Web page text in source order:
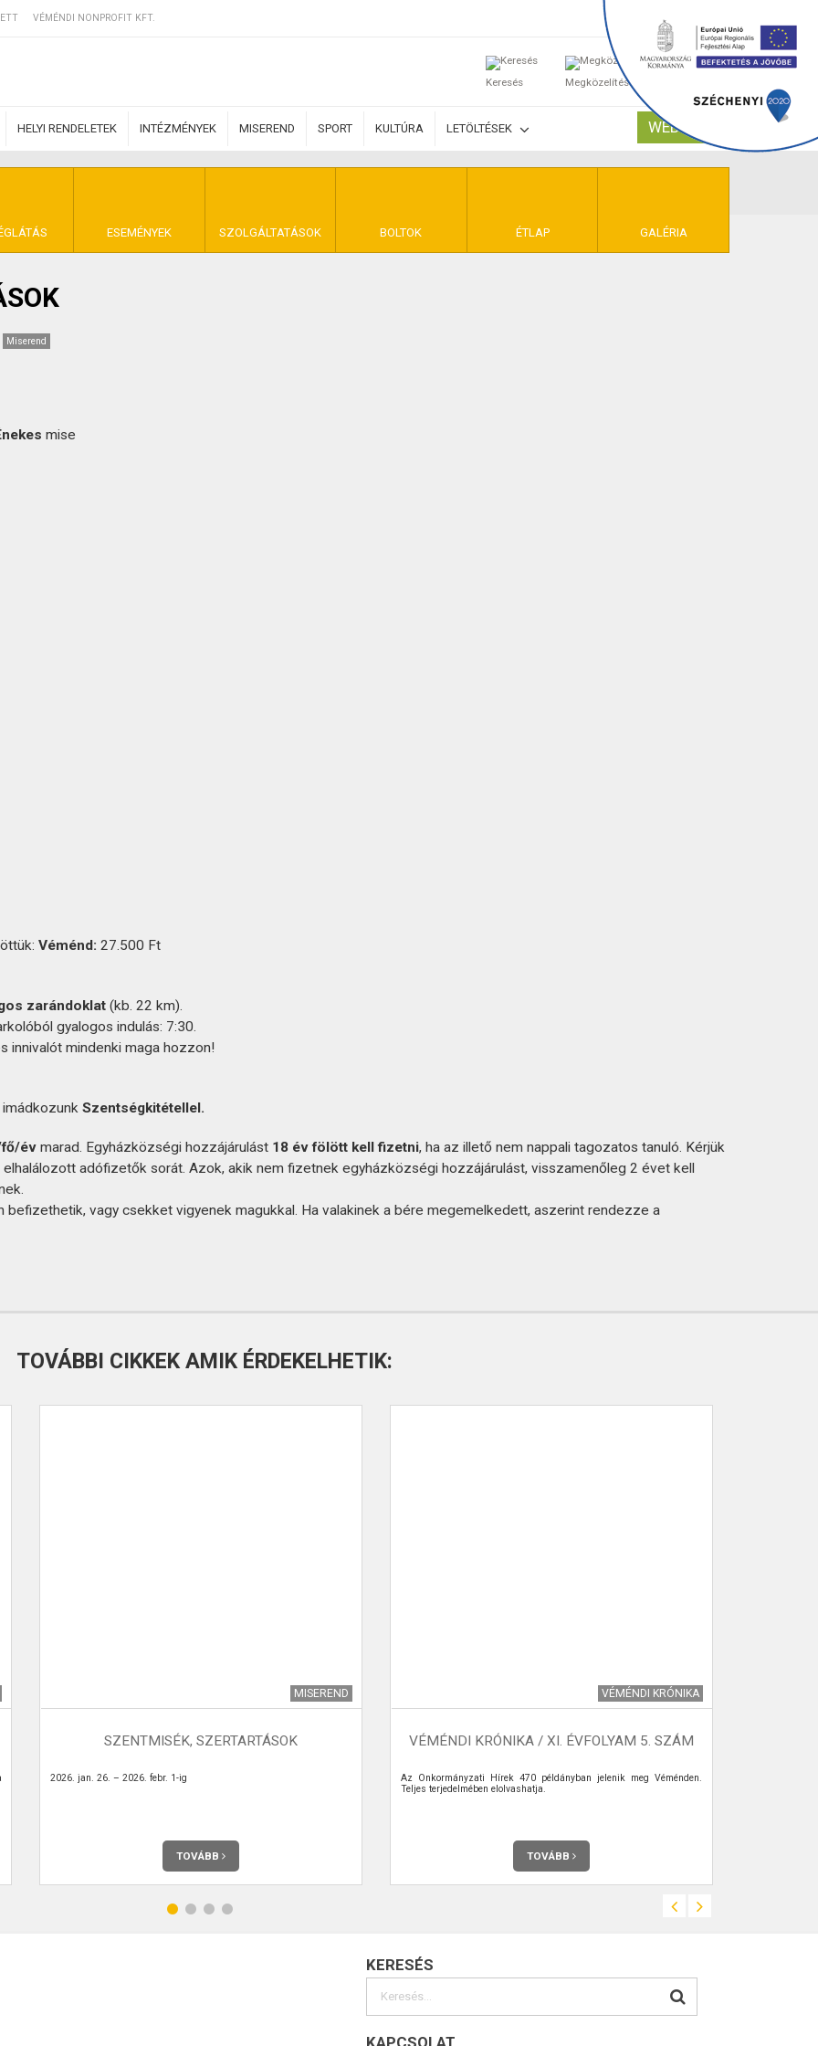
VÉMÉNDI NONPROFIT KFT.
Keresés Megközelítés
0
HELYI RENDELETEK INTÉZMÉNYEK MISEREND SPORT KULTÚRA LETÖLTÉSEK WEBSHOP
ESEMÉNYEK SZOLGÁLTATÁSOK BOLTOK ÉTLAP GALÉRIA
FELTÉTELEK
VÉMÉND
Miserend
mise
Véménd: 27.500 Ft
zarándoklat (kb. 22 km).
gyalogos indulás: 7:30.
innivalót mindenki maga hozzon!
imádkozunk Szentségkitétellel.
fő/év marad. Egyházközségi hozzájárulást 18 év fölött kell fizetni, ha az illető nem nappali tagozatos tanuló. Kérjük
adófizetők sorát. Azok, akik nem fizetnek egyházközségi hozzájárulást, visszamenőleg 2 évet kell
befizethetik, vagy csekket vigyenek magukkal. Ha valakinek a bére megemelkedett, aszerint rendezze a
TOVÁBBI CIKKEK AMIK ÉRDEKELHETIK:
MISEREND
SZENTMISÉK, SZERTARTÁSOK
2026. jan. 26. – 2026. febr. 1-ig
TOVÁBB
VÉMÉNDI KRÓNIKA
VÉMÉNDI KRÓNIKA / XI. ÉVFOLYAM 5. SZÁM
Az Önkormányzati Hírek 470 példányban jelenik meg Véménden.
Teljes terjedelmében elolvashatja.
TOVÁBB
KERESÉS
KAPCSOLAT